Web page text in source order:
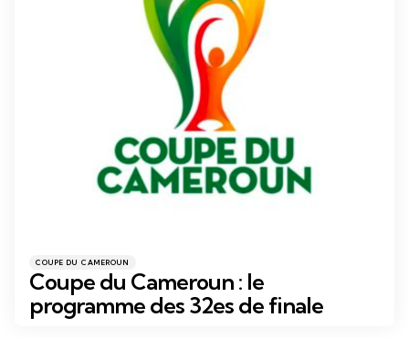
Catégories
Posté
dans
COUPE DU CAMEROUN
Coupe du Cameroun : le
programme des 32es de finale